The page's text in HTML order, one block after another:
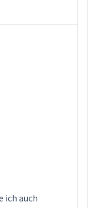
ich auch